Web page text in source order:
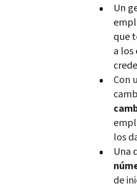
Un
que
a los
Con
los
Una
de